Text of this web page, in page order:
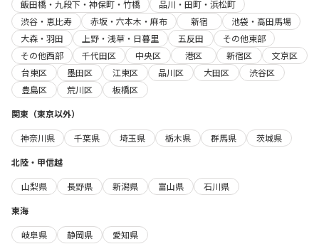
飯田橋・九段下・神保町・竹橋
品川・田町・浜松町
渋谷・恵比寿
赤坂・六本木・麻布 新宿
池袋・高田馬場
大森・羽田
上野・浅草・日暮里 五反田
その他東部
その他西部
千代田区 中央区 港区 新宿区
文京区
台東区
墨田区 江東区 品川区 大田区
渋谷区
豊島区
荒川区
板橋区
関東（東京以外）
神奈川県
千葉県 埼玉県 栃木県 群馬県
茨城県
北陸・甲信越
山梨県
長野県 新潟県 富山県
石川県
東海
岐阜県
静岡県
愛知県